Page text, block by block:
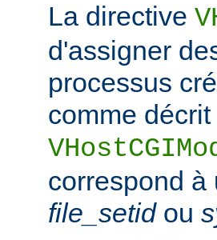
La directive
d'assigner
processus
comme
correspond à
file_setidou